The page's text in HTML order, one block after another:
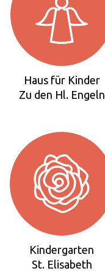
Haus für Kinder
Zu den Hl. Engeln
Kindergarten
St. Elisabeth